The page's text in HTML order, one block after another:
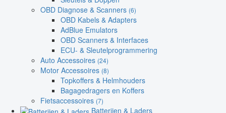
OBD Diagnose & Scanners (6)
OBD Kabels & Adapters
AdBlue Emulators
OBD Scanners & Interfaces
ECU- & Sleutelprogrammering
Auto Accessoires (24)
Motor Accessoires (8)
Topkoffers & Helmhouders
Bagagedragers en Koffers
Fietsaccessoires (7)
Batterijen & Laders